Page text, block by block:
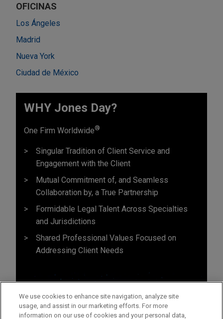
OFICINAS
Los Ángeles
Madrid
Nueva York
Ciudad de México
WHY Jones Day?
One Firm Worldwide®
Singular Tradition of Client Service and
Engagement with the Client
Mutual Commitment of, and Seamless
Collaboration by, a True Partnership
Formidable Legal Talent Across Specialties
and Jurisdictions
Shared Professional Values Focused on
Addressing Client Needs
We use cookies to enhance site navigation, analyze site
usage, and assist in our marketing efforts. For more
information on our use of cookies and your personal data,